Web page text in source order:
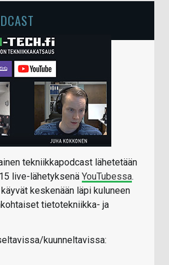
tekniikkapodcast lähetetään
live-lähetyksenä YouTubessa.
keskenään läpi kuluneen
tietotekniikka- ja
kuunneltavissa: